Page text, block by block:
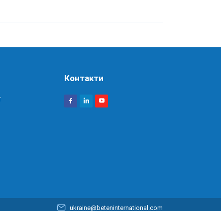
Контакти
ukraine@beteninternational.com